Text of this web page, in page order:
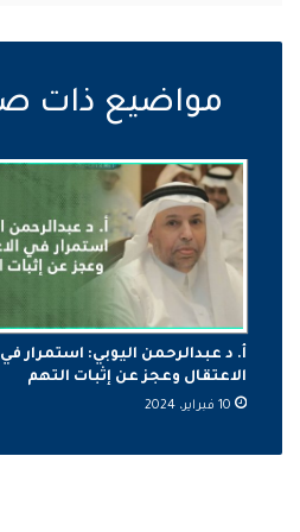
أ. د عبدالرحمن اليوبي: استمرار في
الاعتقال وعجز عن إثبات التهم
10 فبراير، 2024